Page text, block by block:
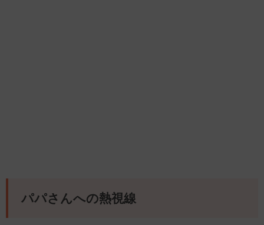
パパさんへの熱視線